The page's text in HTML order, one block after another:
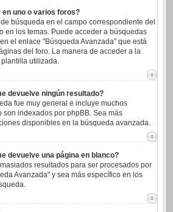
uno o varios foros?
búsqueda en el campo correspondiente del
en los temas. Puede acceder a búsquedas
el enlace "Búsqueda Avanzada" que está
del foro. La manera de acceder a la
utilizada.
devuelve ningún resultado?
fue muy general e incluye muchos
son indexados por phpBB. Sea más
disponibles en la búsqueda avanzada.
devuelve una página en blanco?
resultados para ser procesados por
Avanzada" y sea más específico en los